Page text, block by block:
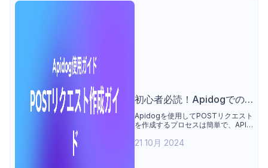
初心者必読！Apidogでの
POSTリクエスト作成法
Apidogを使用してPOSTリクエスト
を作成するプロセスは簡単で、API
能を提供します。初心者から経験豊
21 10月 2024